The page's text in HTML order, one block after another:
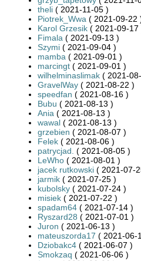
theli ( 2021-11-05 )
Piotrek_Wwa ( 2021-09-22
Karol Grzesik ( 2021-09-17
Fimala ( 2021-09-13 )
Szymi ( 2021-09-04 )
mamba ( 2021-09-01 )
marcingt ( 2021-09-01 )
wilhelminaslimak ( 2021-
GravelWay ( 2021-08-22 )
speedfan ( 2021-08-16 )
Bubu ( 2021-08-13 )
Ania ( 2021-08-13 )
wawal ( 2021-08-13 )
grzebien ( 2021-08-07 )
Felek ( 2021-08-06 )
patrycjad. ( 2021-08-05 )
LeWho ( 2021-08-01 )
jacek rutkowski ( 2021-07-
jarmik ( 2021-07-25 )
kubolsky ( 2021-07-24 )
misiek ( 2021-07-22 )
spadam64 ( 2021-07-14 )
Ryszard28 ( 2021-07-01 )
Juron ( 2021-06-13 )
mateuszorda17 ( 2021-06-
Dziobakc4 ( 2021-06-07 )
Smokzaq ( 2021-06-06 )